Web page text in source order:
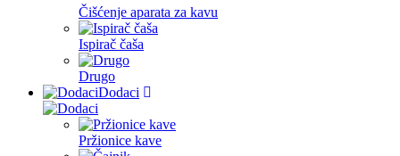
Čišćenje aparata za kavu
Ispirač čaša
Drugo
Dodaci
Pržionice kave